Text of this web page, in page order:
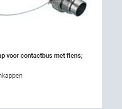
voor contactbus met flens;